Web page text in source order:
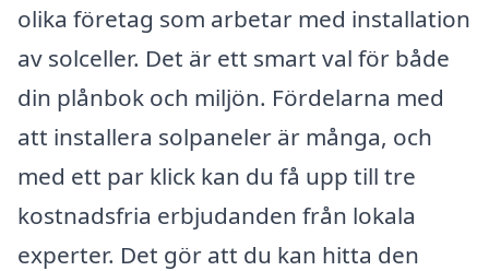
olika företag som arbetar med installation
av solceller. Det är ett smart val för både
din plånbok och miljön. Fördelarna med
att installera solpaneler är många, och
med ett par klick kan du få upp till tre
kostnadsfria erbjudanden från lokala
experter. Det gör att du kan hitta den